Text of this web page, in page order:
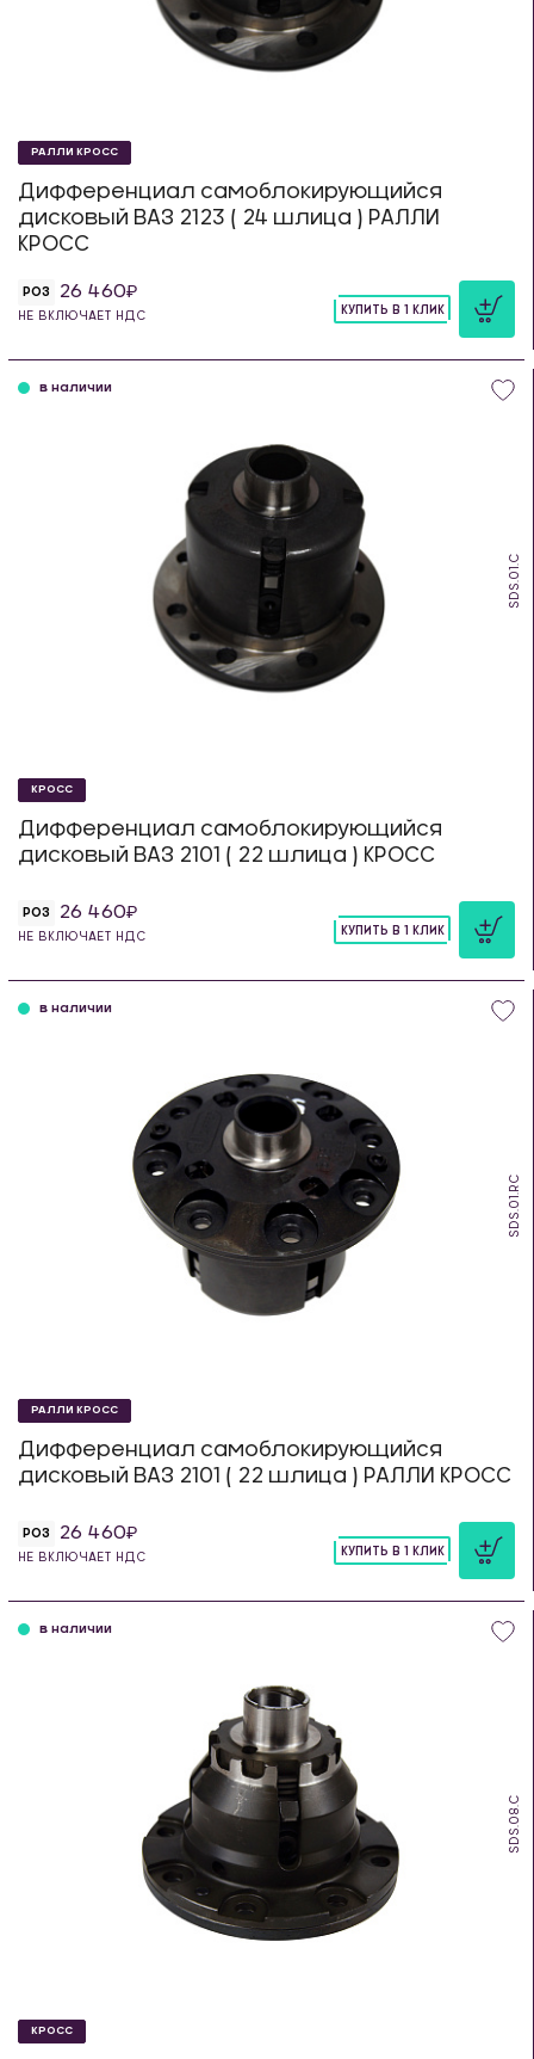
РАЛЛИ КРОСС
Дифференциал самоблокирующийся
дисковый ВАЗ 2123 ( 24 шлица ) РАЛЛИ
КРОСС
РОЗ 26 460
НЕ ВКЛЮЧАЕТ НДС
КУПИТЬ В 1 КЛИК
SDS.01.C
в наличии
КРОСС
Дифференциал самоблокирующийся
дисковый ВАЗ 2101 ( 22 шлица ) КРОСС
РОЗ 26 460
НЕ ВКЛЮЧАЕТ НДС
КУПИТЬ В 1 КЛИК
SDS.01.RC
в наличии
РАЛЛИ КРОСС
Дифференциал самоблокирующийся
дисковый ВАЗ 2101 ( 22 шлица ) РАЛЛИ КРОСС
РОЗ 26 460
НЕ ВКЛЮЧАЕТ НДС
КУПИТЬ В 1 КЛИК
SDS.08.C
в наличии
КРОСС